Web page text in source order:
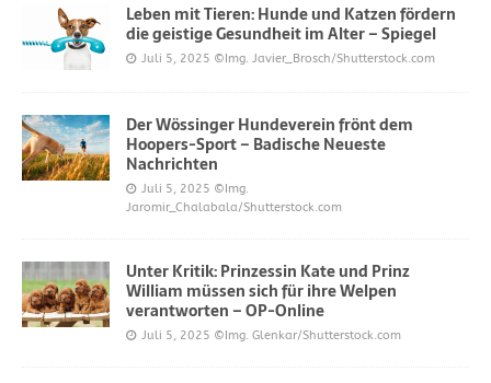
Leben mit Tieren: Hunde und Katzen fördern
die geistige Gesundheit im Alter – Spiegel
Juli 5, 2025 ©Img. Javier_Brosch/Shutterstock.com
Der Wössinger Hundeverein frönt dem
Hoopers-Sport – Badische Neueste
Nachrichten
Juli 5, 2025 ©Img.
Jaromir_Chalabala/Shutterstock.com
Unter Kritik: Prinzessin Kate und Prinz
William müssen sich für ihre Welpen
verantworten – OP-Online
Juli 5, 2025 ©Img. Glenkar/Shutterstock.com